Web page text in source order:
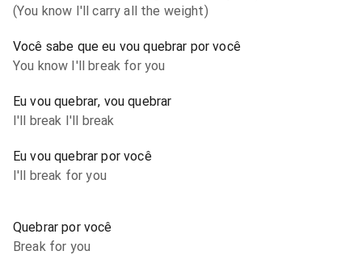
(You know I'll carry all the weight)
Você sabe que eu vou quebrar por você
You know I'll break for you
Eu vou quebrar, vou quebrar
I'll break I'll break
Eu vou quebrar por você
I'll break for you
Quebrar por você
Break for you